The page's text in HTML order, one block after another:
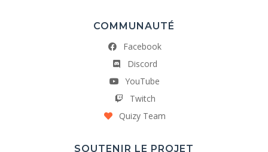
COMMUNAUTÉ
Facebook
Discord
YouTube
Twitch
Quizy Team
SOUTENIR LE PROJET